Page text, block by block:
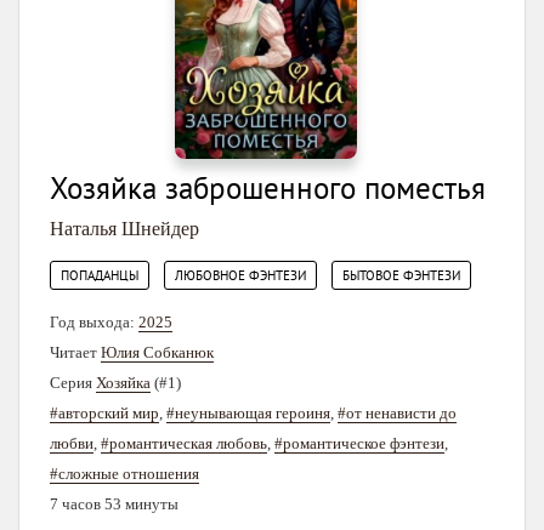
Хозяйка заброшенного поместья
Наталья Шнейдер
ПОПАДАНЦЫ ЛЮБОВНОЕ ФЭНТЕЗИ БЫТОВОЕ ФЭНТЕЗИ
Год выхода: 2025
Читает Юлия Собканюк
Серия Хозяйка (#1)
#авторский мир #неунывающая героиня #от ненависти до
любви #романтическая любовь #романтическое фэнтези
#сложные отношения
7 часов 53 минуты